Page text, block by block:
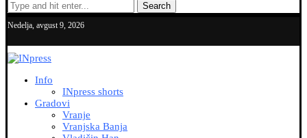
Search
Nedelja, avgust 9, 2026
Info
INpress shorts
Gradovi
Vranje
Vranjska Banja